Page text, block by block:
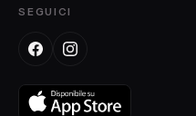
SEGUICI